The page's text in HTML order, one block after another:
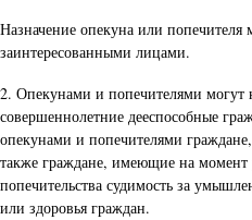
Назначение опекуна или попечителя
заинтересованными лицами.
2. Опекунами и попечителями могут
совершеннолетние дееспособные
опекунами и попечителями
также граждане, имеющие на момент
попечительства судимость за
или здоровья граждан.